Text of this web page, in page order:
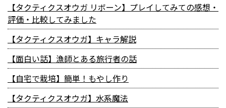
【タクティクスオウガ リボーン】プレイしてみての感想・
評価・比較してみました
【タクティクスオウガ】キャラ解説
【面白い話】漁師とある旅行者の話
【自宅で栽培】簡単！もやし作り
【タクティクスオウガ】水系魔法